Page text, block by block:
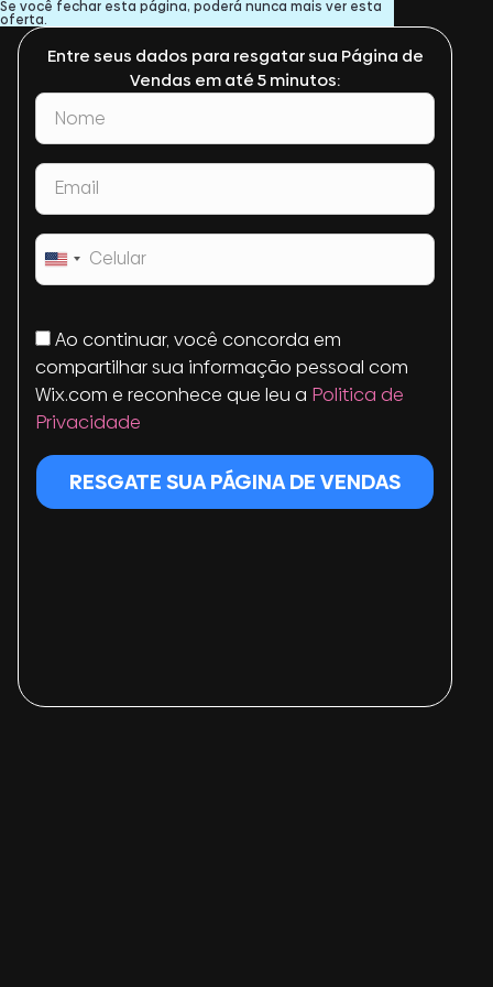
Se você fechar esta página, poderá nunca mais ver esta
oferta.
Entre seus dados para resgatar sua Página de
Vendas em até 5 minutos:
United
States
Ao continuar, você concorda em
compartilhar sua informação pessoal com
Wix.com e reconhece que leu a Politica de
Privacidade
RESGATE SUA PÁGINA DE VENDAS